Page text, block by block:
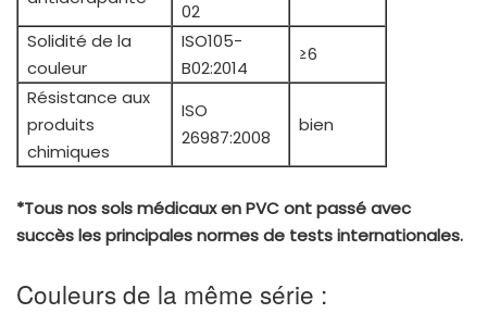
02
Solidité de la
couleur
ISO105-
B02:2014
≥6
Résistance aux
produits
chimiques
ISO
26987:2008
bien
*Tous nos sols médicaux en PVC ont passé avec
succès les principales normes de tests internationales.
Couleurs de la même série :